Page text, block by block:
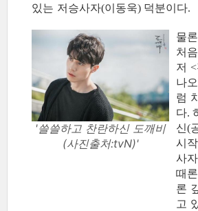
있는 저승사자(이동욱) 덕분이다.
'쓸쓸하고 찬란하신 도깨비
(사진출처:tvN)'
물
처
저 <
나
럼
다.
신(
시
사
때
론
고